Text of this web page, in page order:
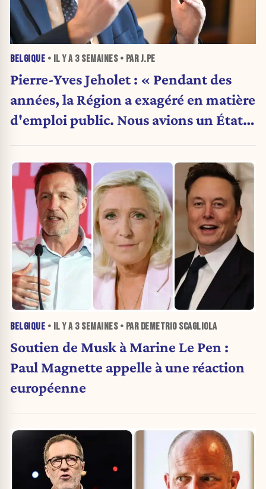
BELGIQUE • IL Y A 3 SEMAINES• PAR J.PE
Pierre-Yves Jeholet : « Pendant des
années, la Région a exagéré en matière
d'emploi public. Nous avions un État
BELGIQUE • IL Y A 3 SEMAINES• PAR DEMETRIO SCAGLIOLA
Soutien de Musk à Marine Le Pen :
Paul Magnette appelle à une réaction
européenne